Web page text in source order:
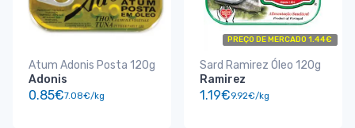
Atum Adonis Posta 120g
Adonis
0.85€7.08€/kg
PREÇO DE MERCADO 1.44€
Sard Ramirez Óleo 120g
Ramirez
1.19€9.92€/kg